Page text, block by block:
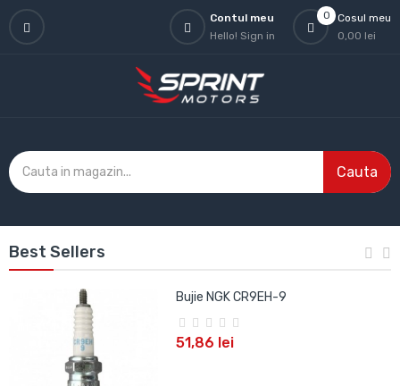
0
Cosul meu
0,00 lei
Contul meu
Hello! Sign in
Cauta
Best Sellers
Bujie NGK CR9EH-9
51,86 lei